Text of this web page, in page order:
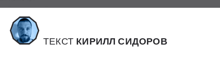
ТЕКСТ КИРИЛЛ СИДОРОВ